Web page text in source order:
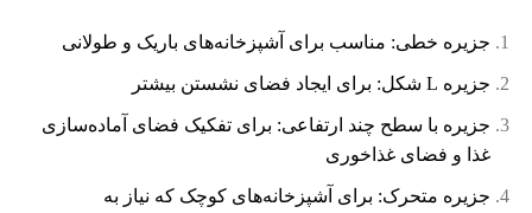
جزیره خطی: مناسب برای آشپزخانه‌های باریک و طولانی
جزیره L شکل: برای ایجاد فضای نشستن بیشتر
جزیره با سطح چند ارتفاعی: برای تفکیک فضای آماده‌سازی
غذا و فضای غذاخوری
جزیره متحرک: برای آشپزخانه‌های کوچک که نیاز به